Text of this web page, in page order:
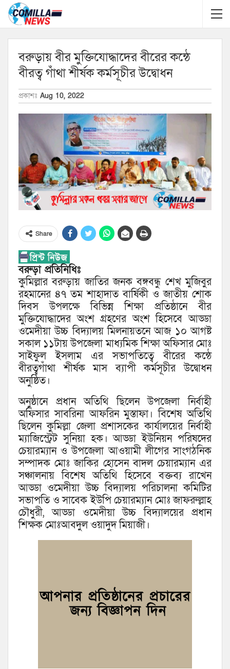
বরুড়ায় বীর মুক্তিযোদ্ধাদের বীরের কন্ঠে
বীরত্ব গাঁথা শীর্ষক কর্মসূচীর উদ্বোধন
প্রকাশঃ Aug 10, 2022
Share
বরুড়া প্রতিনিধিঃ
কুমিল্লার বরুড়ায় জাতির জনক বঙ্গবন্ধু শেখ মুজিবুর
রহমানের ৪৭ তম শাহাদাত বার্ষিকী ও জাতীয় শোক
দিবস উপলক্ষে বিভিন্ন শিক্ষা প্রতিষ্ঠানে বীর
মুক্তিযোদ্ধাদের অংশ গ্রহণের অংশ হিসেবে আড্ডা
ওমেদীয়া উচ্চ বিদ্যালয় মিলনায়তনে আজ ১০ আগষ্ট
সকাল ১১টায় উপজেলা মাধ্যমিক শিক্ষা অফিসার মোঃ
সাইফুল ইসলাম এর সভাপতিত্বে বীরের কন্ঠে
বীরত্বগাঁথা শীর্ষক মাস ব্যাপী কর্মসূচীর উদ্বোধন
অনুষ্ঠিত।
অনুষ্ঠানে প্রধান অতিথি ছিলেন উপজেলা নির্বাহী
অফিসার সাবরিনা আফরিন মুস্তাফা। বিশেষ অতিথি
ছিলেন কুমিল্লা জেলা প্রশাসকের কার্যালয়ের নির্বাহী
ম্যাজিস্ট্রেট সুনিয়া হক। আড্ডা ইউনিয়ন পরিষদের
চেয়ারম্যান ও উপজেলা আওয়ামী লীগের সাংগঠনিক
সম্পাদক মোঃ জাকির হোসেন বাদল চেয়ারম্যান এর
সঞ্চালনায় বিশেষ অতিথি হিসেবে বক্তব্য রাখেন
আড্ডা ওমেদীয়া উচ্চ বিদ্যালয় পরিচালনা কমিটির
সভাপতি ও সাবেক ইউপি চেয়ারম্যান মোঃ জাফরুল্লাহ
চৌধুরী, আড্ডা ওমেদীয়া উচ্চ বিদ্যালয়ের প্রধান
শিক্ষক মোঃআবদুল ওয়াদুদ মিয়াজী।